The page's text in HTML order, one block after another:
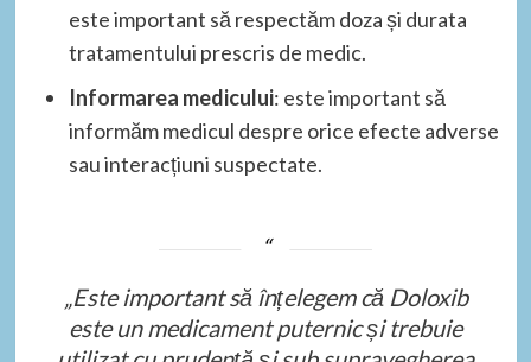
este important să respectăm doza și durata
tratamentului prescris de medic.
Informarea medicului: este important să
informăm medicul despre orice efecte adverse
sau interacțiuni suspectate.
„Este important să înțelegem că Doloxib
este un medicament puternic și trebuie